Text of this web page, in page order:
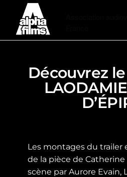
Découvrez
Les montages du trailer
de la pièce de
scène par Aurore Evain,